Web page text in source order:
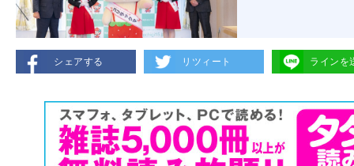
シェアする リツィート ラインを